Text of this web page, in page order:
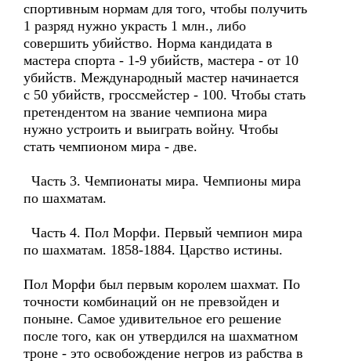
спортивным нормам для того, чтобы получить
1 разряд нужно украсть 1 млн., либо
совершить убийство. Норма кандидата в
мастера спорта - 1-9 убийств, мастера - от 10
убийств. Международный мастер начинается
с 50 убийств, гроссмейстер - 100. Чтобы стать
претендентом на звание чемпиона мира
нужно устроить и выиграть войну. Чтобы
стать чемпионом мира - две.
Часть 3. Чемпионаты мира. Чемпионы мира
по шахматам.
Часть 4. Пол Морфи. Первый чемпион мира
по шахматам. 1858-1884. Царство истины.
Пол Морфи был первым королем шахмат. По
точности комбинаций он не превзойден и
поныне. Самое удивительное его решение
после того, как он утвердился на шахматном
троне - это освобождение негров из рабства в